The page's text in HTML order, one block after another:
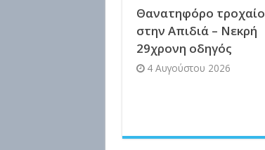
Θανατηφόρο τροχαίο
στην Απιδιά – Νεκρή
29χρονη οδηγός
4 Αυγούστου 2026